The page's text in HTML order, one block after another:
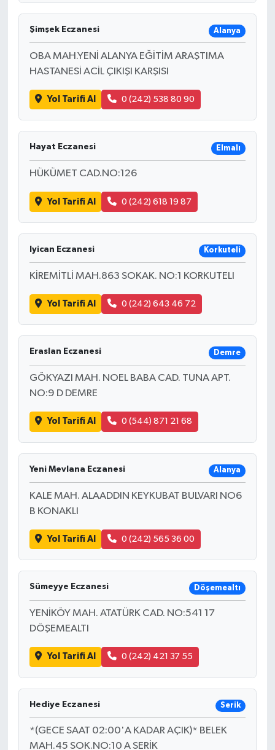
Şimşek Eczanesi Alanya
OBA MAH.YENİ ALANYA EĞİTİM ARAŞTIMA
HASTANESİ ACİL ÇIKIŞI KARŞISI
Yol Tarifi Al 0 (242) 538 80 90
Hayat Eczanesi Elmalı
HÜKÜMET CAD.NO:126
Yol Tarifi Al 0 (242) 618 19 87
Iyican Eczanesi Korkuteli
KİREMİTLİ MAH.863 SOKAK. NO:1 KORKUTELI
Yol Tarifi Al 0 (242) 643 46 72
Eraslan Eczanesi Demre
GÖKYAZI MAH. NOEL BABA CAD. TUNA APT.
NO:9 D DEMRE
Yol Tarifi Al 0 (544) 871 21 68
Yeni Mevlana Eczanesi Alanya
KALE MAH. ALAADDIN KEYKUBAT BULVARI NO6
B KONAKLI
Yol Tarifi Al 0 (242) 565 36 00
Sümeyye Eczanesi Döşemealtı
YENİKÖY MAH. ATATÜRK CAD. NO:541 17
DÖŞEMEALTI
Yol Tarifi Al 0 (242) 421 37 55
Hediye Eczanesi Serik
*(GECE SAAT 02:00'A KADAR AÇIK)* BELEK
MAH.45 SOK.NO:10 A SERİK